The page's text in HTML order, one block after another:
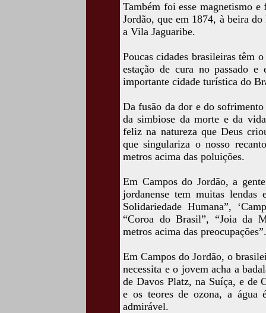
Também foi esse magnetismo
Jordão, que em 1874, à beira
a Vila Jaguaribe.
Poucas cidades brasileiras têm
estação de cura no passado
importante cidade turística do
Da fusão da dor e do
da simbiose da morte e da
feliz na natureza que Deus
que singulariza o nosso
metros acima das poluições.
Em Campos do Jordão, a
jordanense tem muitas lendas
Solidariedade Humana”,
“Coroa do Brasil”, “Joia da
metros acima das preocupações”.
Em Campos do Jordão, o
necessita e o jovem acha a
de Davos Platz, na Suíça, e de
e os teores de ozona, a água
admirável.